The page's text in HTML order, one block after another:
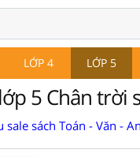
LỚP 4 LỚP 5
5 Chân trời
sale sách Toán - Văn -